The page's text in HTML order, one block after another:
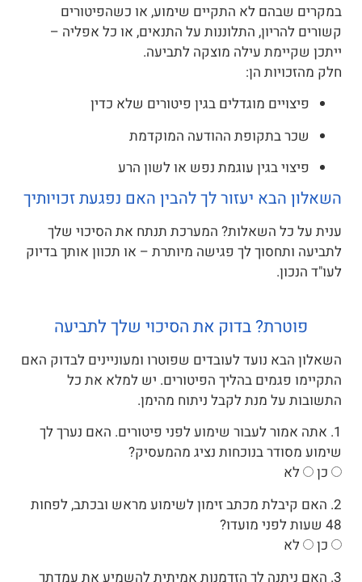
במקרים שבהם לא התקיים שימוע, או כשהפיטורים
קשורים להריון, התלוננות על התנאים, או כל אפליה –
ייתכן שקיימת עילה מוצקה לתביעה.
חלק מהזכויות הן:
פיצויים מוגדלים בגין פיטורים שלא כדין
שכר בתקופת ההודעה המוקדמת
פיצוי בגין עוגמת נפש או לשון הרע
השאלון הבא יעזור לך להבין האם נפגעת זכויותיך
ענית על כל השאלות? המערכת תנתח את הסיכוי שלך
לתביעה ותחסוך לך פגישה מיותרת – או תכוון אותך בדיוק
לעו"ד הנכון.
פוטרת? בדוק את הסיכוי שלך לתביעה
השאלון הבא נועד לעובדים שפוטרו ומעוניינים לבדוק האם
התקיימו פגמים בהליך הפיטורים. יש למלא את כל
התשובות על מנת לקבל ניתוח מהימן.
1. אתה אמור לעבור שימוע לפני פיטורים. האם נערך לך
שימוע מסודר בנוכחות נציג מהמעסיק?
כן
לא
2. האם קיבלת מכתב זימון לשימוע מראש ובכתב, לפחות
48 שעות לפני מועדו?
כן
לא
3. האם ניתנה לך הזדמנות אמיתית להשמיע את עמדתך